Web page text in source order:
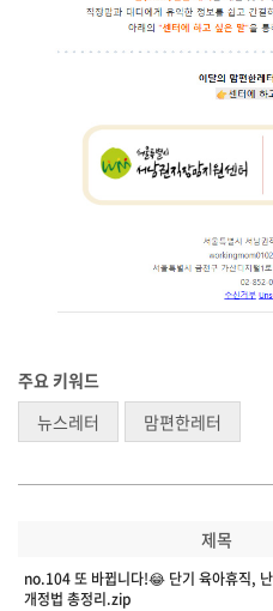
주요 키워드
뉴스레터
맘편한레터
제목
no.104 또 바뀝니다!😂 단기 육아휴직,
개정법 총정리.zip